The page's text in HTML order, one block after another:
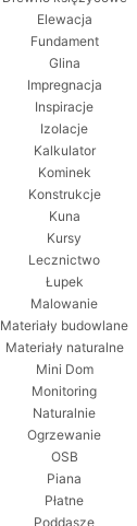
Elewacja
Fundament
Glina
Impregnacja
Inspiracje
Izolacje
Kalkulator
Kominek
Konstrukcje
Kuna
Kursy
Lecznictwo
Łupek
Malowanie
Materiały budowlane
Materiały naturalne
Mini Dom
Monitoring
Naturalnie
Ogrzewanie
OSB
Piana
Płatne
Poddasze